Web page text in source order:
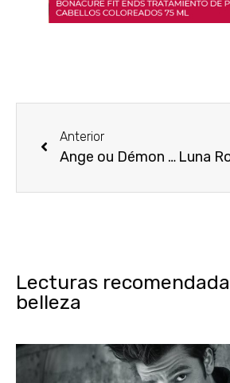
Anterior
Ange ou Démon Le Secret de Givenchy
Lecturas
belleza